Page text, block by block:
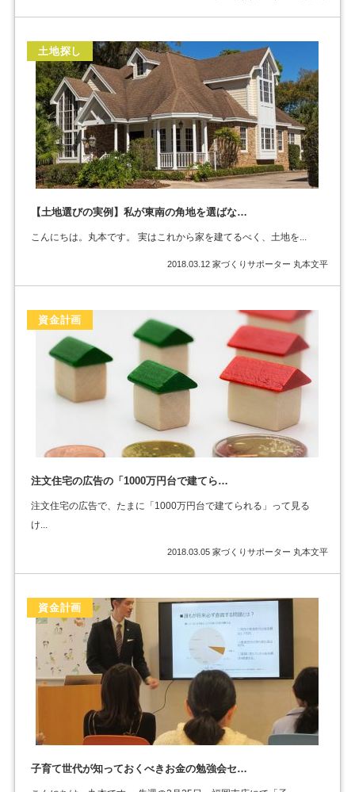
土地探し
【土地選びの実例】私が東南の角地を選ばな…
こんにちは。丸本です。 実はこれから家を建てるべく、土地を...
2018.03.12 家づくりサポーター 丸本文平
資金計画
注文住宅の広告の「1000万円台で建てら…
注文住宅の広告で、たまに「1000万円台で建てられる」って見る
け...
2018.03.05 家づくりサポーター 丸本文平
資金計画
子育て世代が知っておくべきお金の勉強会セ…